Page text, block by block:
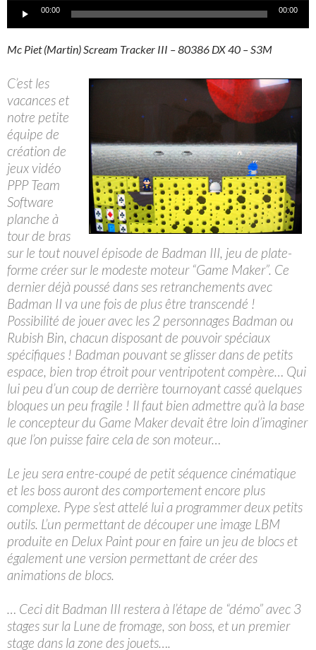
Lecteur00:00 00:00
Mc Piet (Martin) Scream Tracker III – 80386 DX 40 – S3M
C’est les
vacances et
notre petite
équipe de
création de
jeux vidéo
PPP Team
Software
planche à
tour de bras
sur le tout nouvel épisode de Badman III, jeu de plate-
forme créer sur le modeste moteur “Game Maker”. Ce
dernier déjà poussé dans ses retranchements avec
Badman II va une fois de plus être transcendé !
Possibilité de jouer avec les 2 personnages Badman ou
Rubish Bin, chacun disposant de pouvoir spéciaux
spécifiques ! Badman pouvant se glisser dans de petits
espace, bien trop étroit pour ventripotent compère… Qui
lui peu d’un coup de derrière tournoyant cassé quelques
bloques un peu fragile ! Il faut bien admettre qu’à la base
le concepteur du Game Maker devait être loin d’imaginer
que l’on puisse faire cela de son moteur…
Le jeu sera entre-coupé de petit séquence cinématique
et les boss auront des comportement encore plus
complexe. Pype s’est attelé lui a programmer deux petits
outils. L’un permettant de découper une image LBM
produite en Delux Paint pour en faire un jeu de blocs et
également une version permettant de créer des
animations de blocs.
… Ceci dit Badman III restera à l’étape de “démo” avec 3
stages sur la Lune de fromage, son boss, et un premier
stage dans la zone des jouets….